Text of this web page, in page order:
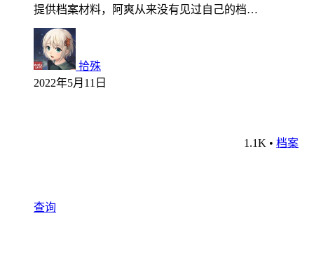
提供档案材料，阿爽从来没有见过自己的档…
拾殊
2022年5月11日
1.1K • 档案
查询